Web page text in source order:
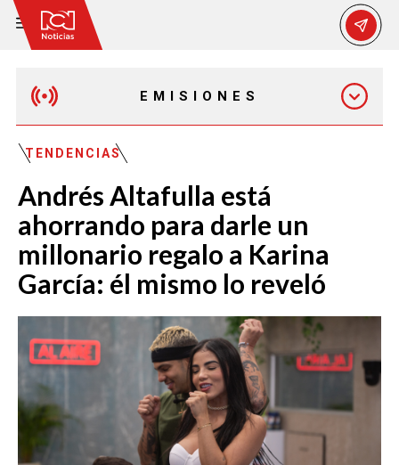
EMISIONES
EMISIÓN 12:30 PM
EMISIÓN 7:00 PM
TENDENCIAS
Andrés Altafulla está
ahorrando para darle un
millonario regalo a Karina
García: él mismo lo reveló